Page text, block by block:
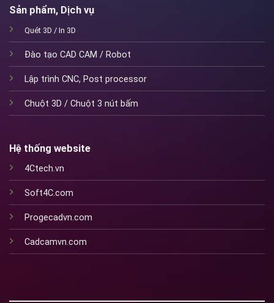
Sản phẩm, Dịch vụ
Quét 3D / In 3D
Đào tạo CAD CAM / Robot
Lập trình CNC, Post processor
Chuột 3D / Chuột 3 nút bấm
Hệ thống website
4Ctech.vn
Soft4C.com
Progecadvn.com
Cadcamvn.com